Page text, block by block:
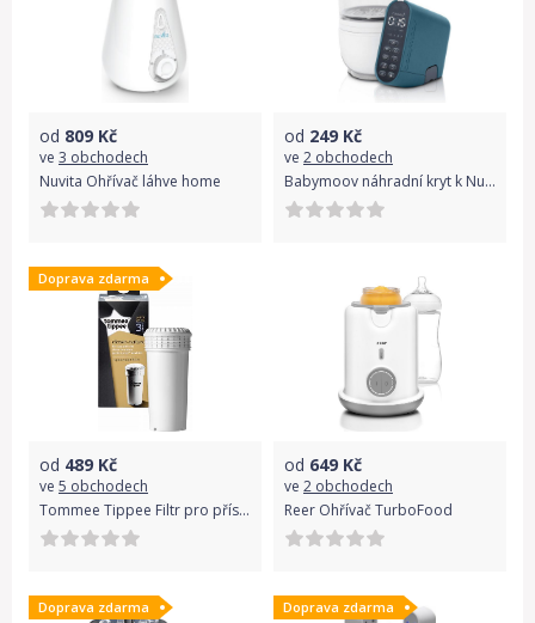
od 809 Kč
ve 3 obchodech
Nuvita Ohřívač láhve home
od 249 Kč
ve 2 obchodech
Babymoov náhradní kryt k Nutribaby+ ARCTIC BLUE
Doprava zdarma
od 489 Kč
ve 5 obchodech
Tommee Tippee Filtr pro přístroj Perfect Prep
od 649 Kč
ve 2 obchodech
Reer Ohřívač TurboFood
Doprava zdarma Doprava zdarma